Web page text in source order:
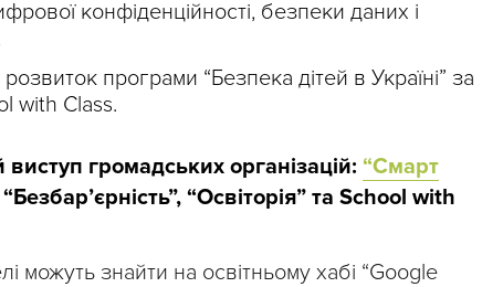
конфіденційності, безпеки даних і
програми “Безпека дітей в Україні” за
with Class.
громадських організацій: “Смарт
“Освіторія” та School with
можуть знайти на освітньому хабі “Google